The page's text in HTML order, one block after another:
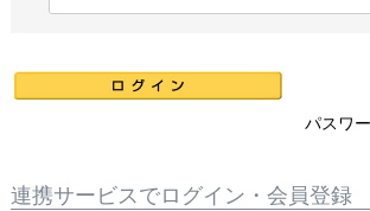
)
パスワ
連携サービスでログイン・会員登録